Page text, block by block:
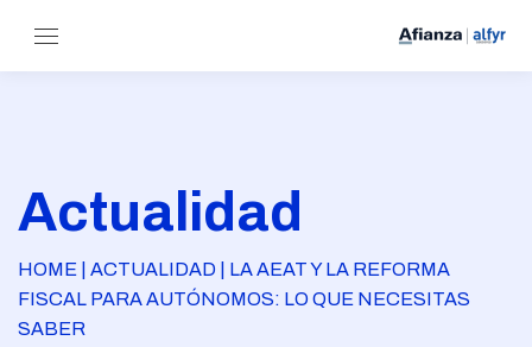
Actualidad
HOME | ACTUALIDAD | LA AEAT Y LA REFORMA
FISCAL PARA AUTÓNOMOS: LO QUE NECESITAS
SABER